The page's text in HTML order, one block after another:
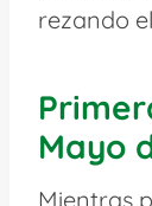
rezando
Mayo
Mientras